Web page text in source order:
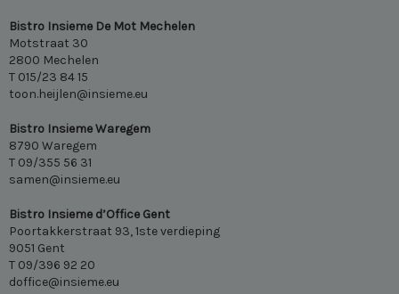
Bistro Insieme De Mot Mechelen
Motstraat 30
2800 Mechelen
T 015/23 84 15
toon.heijlen@insieme.eu
Bistro Insieme Waregem
8790 Waregem
T 09/355 56 31
samen@insieme.eu
Bistro Insieme d’Office Gent
Poortakkerstraat 93, 1ste verdieping
9051 Gent
T 09/396 92 20
doffice@insieme.eu